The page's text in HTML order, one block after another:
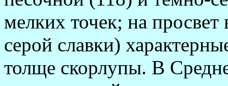
мелких точек; на
серой славки)
толще скорлупы. В